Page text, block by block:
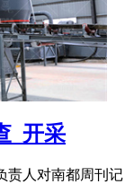
_开采
责人对南都周刊记